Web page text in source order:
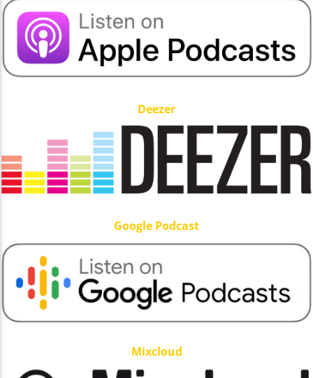
Yellow Riviera
Yellow Party
Deezer
Google Podcast
Mixcloud